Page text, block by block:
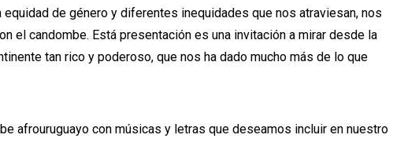
de género y diferentes inequidades que nos atraviesan, nos
el candombe. Está presentación es una invitación a mirar desde la
tan rico y poderoso, que nos ha dado mucho más de lo que
afrouruguayo con músicas y letras que deseamos incluir en nuestro